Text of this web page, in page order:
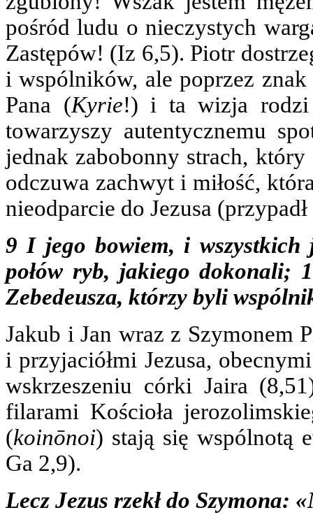
pośród ludu o nieczystych
Zastępów! (Iz 6,5). Piotr
i wspólników, ale poprzez
Pana (Kyrie!) i ta wizja rodzi
towarzyszy autentycznemu
jednak zabobonny strach,
odczuwa zachwyt i miłość,
nieodparcie do Jezusa
9 I jego bowiem, i wszystkich
połów ryb, jakiego dokonali;
Zebedeusza, którzy byli
Jakub i Jan wraz z Szymonem
i przyjaciółmi Jezusa,
wskrzeszeniu córki Jaira
filarami Kościoła
(koinōnoi) stają się wspólnotą
Ga 2,9).
Lecz Jezus rzekł do Szymona: